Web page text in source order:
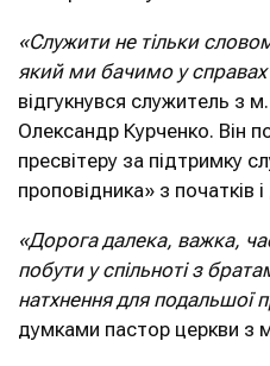
«Служити не тільки
який ми бачимо у справах
відгукнувся служитель з
Олександр Курченко. Він
пресвітеру за підтримку
проповідника» з початків
«Дорога далека, важка,
побути у спільноті з
натхнення для подальшої
думками пастор церкви з